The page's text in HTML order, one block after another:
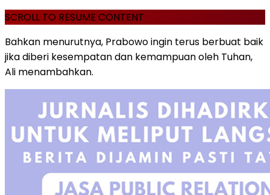
SCROLL TO RESUME CONTENT
Bahkan menurutnya, Prabowo ingin terus berbuat baik
jika diberi kesempatan dan kemampuan oleh Tuhan,
Ali menambahkan.